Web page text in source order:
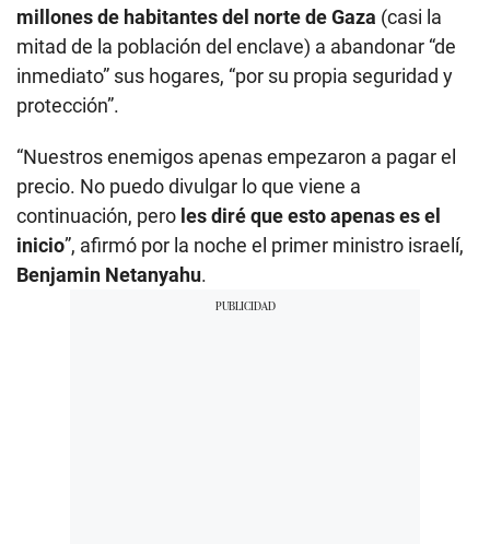
millones de habitantes del norte de Gaza (casi la
mitad de la población del enclave) a abandonar “de
inmediato” sus hogares, “por su propia seguridad y
protección”.
“Nuestros enemigos apenas empezaron a pagar el
precio. No puedo divulgar lo que viene a
continuación, pero les diré que esto apenas es el
inicio”, afirmó por la noche el primer ministro israelí,
Benjamin Netanyahu.